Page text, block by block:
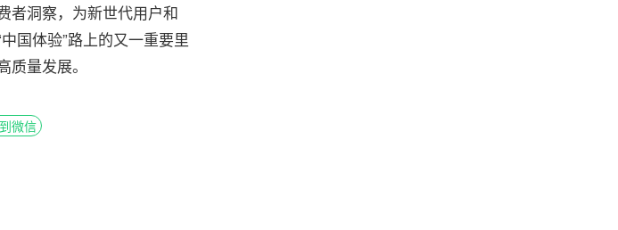
者洞察，为新世代用户和
国体验”路上的又一重要里
量发展。
微信